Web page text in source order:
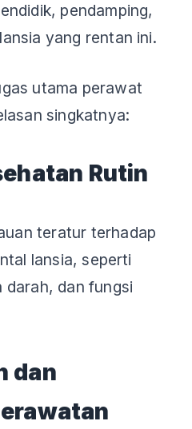
pendamping,
yang rentan ini.
utama perawat
singkatnya:
Rutin
teratur terhadap
lansia, seperti
darah, dan fungsi
dan